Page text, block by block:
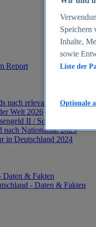
Report
nach relevanten
Welt 2026
II / Sozialgeld /
nach Nationalität 2025
in Deutschland 2024
Daten & Fakten
- Daten & Fakten
Speichern
Inhalte,
sowie
Liste der
Optionale